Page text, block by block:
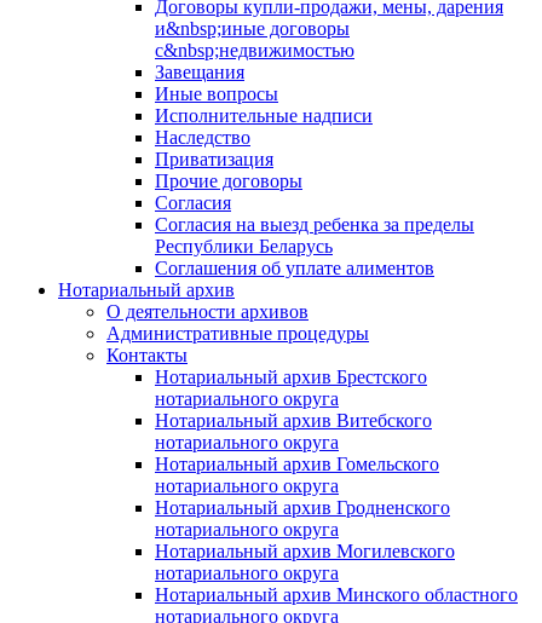
Договоры купли-продажи, мены, дарения
и&nbsp;иные договоры
с&nbsp;недвижимостью
Завещания
Иные вопросы
Исполнительные надписи
Наследство
Приватизация
Прочие договоры
Согласия
Согласия на выезд ребенка за пределы
Республики Беларусь
Соглашения об уплате алиментов
Нотариальный архив
О деятельности архивов
Административные процедуры
Контакты
Нотариальный архив Брестского
нотариального округа
Нотариальный архив Витебского
нотариального округа
Нотариальный архив Гомельского
нотариального округа
Нотариальный архив Гродненского
нотариального округа
Нотариальный архив Могилевского
нотариального округа
Нотариальный архив Минского областного
нотариального округа